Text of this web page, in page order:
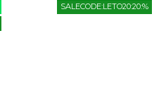
SALECODE:LETO20:20:%